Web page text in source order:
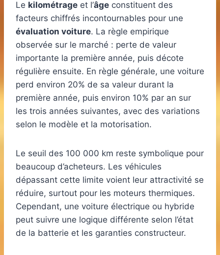
Le kilométrage et l’âge constituent des
facteurs chiffrés incontournables pour une
évaluation voiture. La règle empirique
observée sur le marché : perte de valeur
importante la première année, puis décote
régulière ensuite. En règle générale, une voiture
perd environ 20% de sa valeur durant la
première année, puis environ 10% par an sur
les trois années suivantes, avec des variations
selon le modèle et la motorisation.
Le seuil des 100 000 km reste symbolique pour
beaucoup d’acheteurs. Les véhicules
dépassant cette limite voient leur attractivité se
réduire, surtout pour les moteurs thermiques.
Cependant, une voiture électrique ou hybride
peut suivre une logique différente selon l’état
de la batterie et les garanties constructeur.